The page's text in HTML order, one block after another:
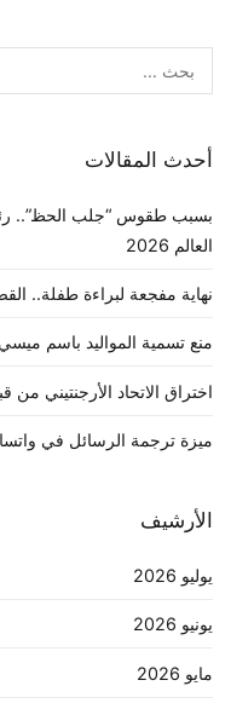
عن:
أحدث المقالات
بسبب طقوس “جلب الحظ”..
العالم 2026
نهاية مفجعة لبراءة طفلة..
منع تسمية المواليد باسم ميسي
اختراق الاتحاد الأرجنتيني من
ميزة ترجمة الرسائل في
الأرشيف
يوليو 2026
يونيو 2026
مايو 2026